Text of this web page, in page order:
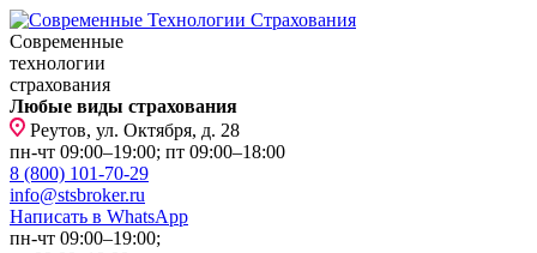
Современные
технологии
страхования
Любые виды страхования
Реутов, ул. Октября, д. 28
пн-чт 09:00–19:00; пт 09:00–18:00
8 (800) 101-70-29
info@stsbroker.ru
Написать в WhatsApp
пн-чт 09:00–19:00;